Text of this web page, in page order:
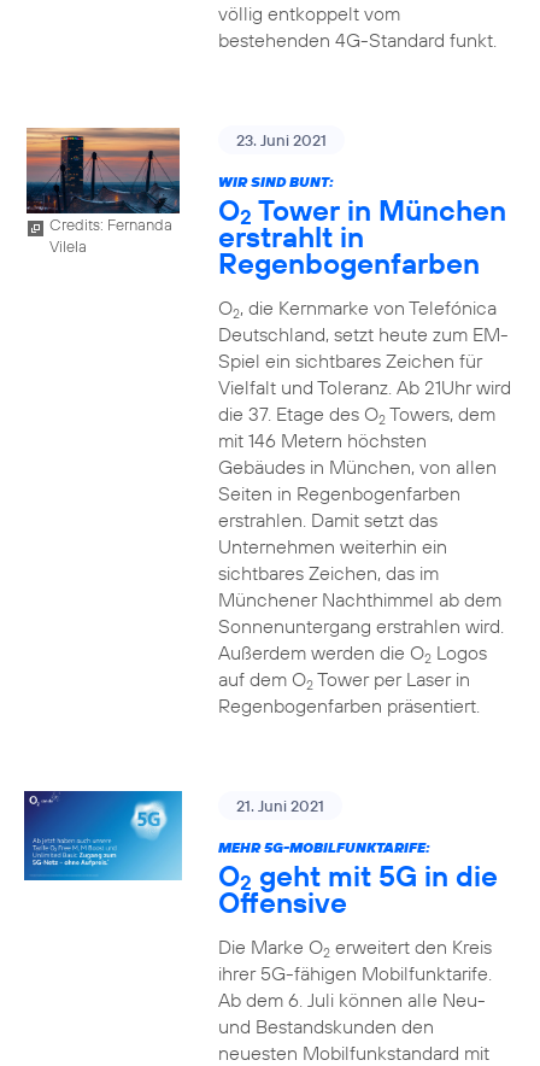
völlig entkoppelt vom
bestehenden 4G-Standard funkt.
Credits: Fernanda
Vilela
23. Juni 2021
WIR SIND BUNT:
O2 Tower in München
erstrahlt in
Regenbogenfarben
O2, die Kernmarke von Telefónica
Deutschland, setzt heute zum EM-
Spiel ein sichtbares Zeichen für
Vielfalt und Toleranz. Ab 21Uhr wird
die 37. Etage des O2Towers, dem
mit 146 Metern höchsten
Gebäudes in München, von allen
Seiten in Regenbogenfarben
erstrahlen. Damit setzt das
Unternehmen weiterhin ein
sichtbares Zeichen, das im
Münchener Nachthimmel ab dem
Sonnenuntergang erstrahlen wird.
Außerdem werden die O2Logos
auf dem O2Tower per Laser in
Regenbogenfarben präsentiert.
21. Juni 2021
MEHR 5G-MOBILFUNKTARIFE:
O2 geht mit 5G in die
Offensive
Die Marke O2erweitert den Kreis
ihrer 5G-fähigen Mobilfunktarife.
Ab dem 6. Juli können alle Neu-
und Bestandskunden den
neuesten Mobilfunkstandard mit